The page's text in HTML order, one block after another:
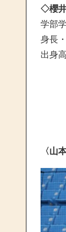
◇櫻
学部
身長
出身
〈山